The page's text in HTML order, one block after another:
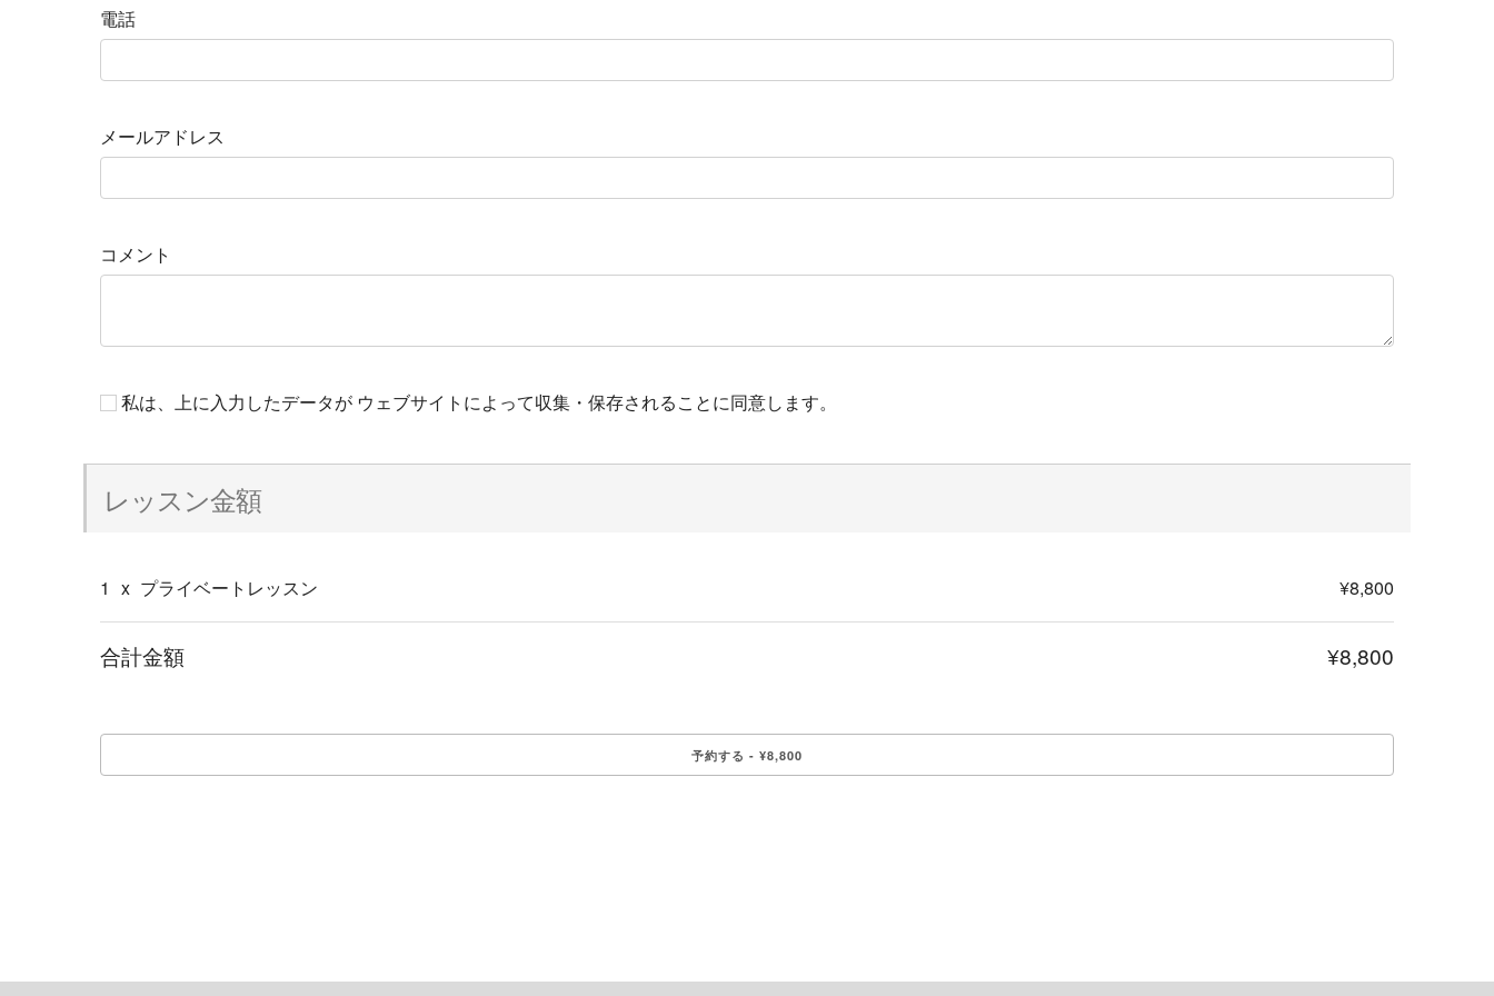
電話
メールアドレス
コメント
私は、上に入力したデータが ウェブサイトによって収集・保存されることに同意します。
レッスン金額
1 x プライベートレッスン ¥8,800
合計金額 ¥8,800